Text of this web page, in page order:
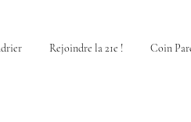
Rejoindre la 21e ! Coin